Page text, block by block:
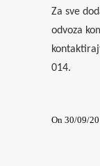
Za sve
odvoza
014.
On 30/09/